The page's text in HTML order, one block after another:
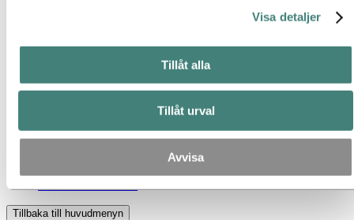
Visa detaljer
Tillåt alla
Tillåt urval
Avvisa
Detta är Hydro
Vårt mål och våra kärnvärden
Vår strategi
Hydros anläggningar i Sverige
Tillbaka till huvudmenyn